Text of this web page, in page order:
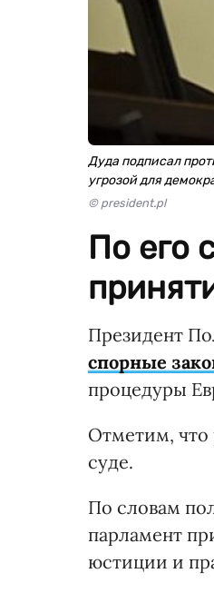
Дуда подписал
угрозой для
© president.pl
По его
Президент
спорные
процедуры
Отметим, что
суде.
По словам
парламент
юстиции и